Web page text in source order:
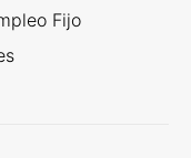
Fijo